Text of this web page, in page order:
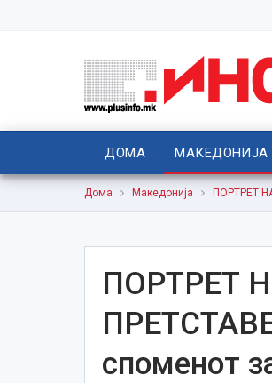
ДОМА МАКЕДОНИЈА
Дома Македонија ПОРТРЕТ
ПОРТРЕТ
споменот